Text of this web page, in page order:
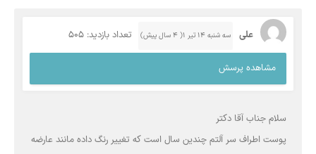
علی سه شنبه ۱۴ تیر ۱( 4 سال پیش) تعداد بازدید: 505
مشاهده پرسش
سلام جناب آقا دکتر
پوست اطراف سر آلتم چندین سال است که تغییر رنگ داده مانند عارضه